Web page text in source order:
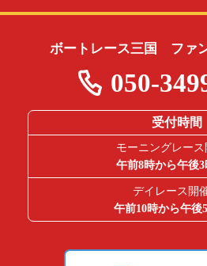
ボートレース三国 ファ
050-
受付時間
モーニングレース
午前8時から午後
デイレース開
午前10時から午後